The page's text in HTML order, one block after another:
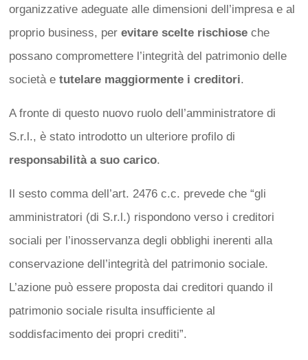
organizzative adeguate alle dimensioni dell’impresa e al
proprio business, per evitare scelte rischioseche
possano compromettere l’integrità del patrimonio delle
società e tutelare maggiormente i creditori.
A fronte di questo nuovo ruolo dell’amministratore di
S.r.l., è stato introdotto un ulteriore profilo di
responsabilità a suo carico.
Il sesto comma dell’art. 2476 c.c. prevede che “gli
amministratori (di S.r.l.) rispondono verso i creditori
sociali per l’inosservanza degli obblighi inerenti alla
conservazione dell’integrità del patrimonio sociale.
L’azione può essere proposta dai creditori quando il
patrimonio sociale risulta insufficiente al
soddisfacimento dei propri crediti”.